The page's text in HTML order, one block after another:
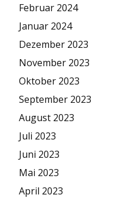
Februar 2024
Januar 2024
Dezember 2023
November 2023
Oktober 2023
September 2023
August 2023
Juli 2023
Juni 2023
Mai 2023
April 2023